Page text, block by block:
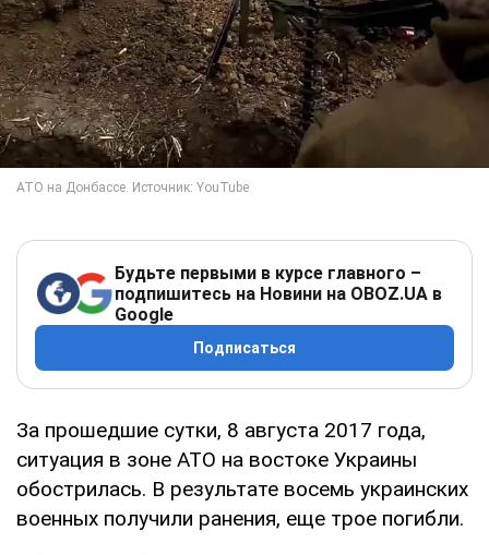
Будьте первыми в курсе главного –
подпишитесь на Новини на OBOZ.UA в
Google
Подписаться
За прошедшие сутки, 8 августа 2017 года,
ситуация в зоне АТО на востоке Украины
обострилась. В результате восемь украинских
военных получили ранения, еще трое погибли.